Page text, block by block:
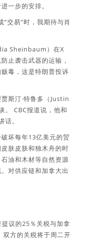
一步的安排。
交易”时，我期待与肖
Sheinbaum）在X
止袭击武器的运输，
毒，这是特朗普投诉
斯汀·特鲁多（Justin
CBC报道说，他和
话。
坏每年13亿美元的贸
肤皮肤和独木舟的时
油和木材等自然资源
对供应链和加拿大出
议的25％关税与加拿
双方的关税将于周二开